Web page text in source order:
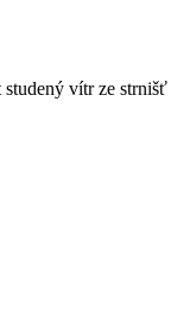
studený vítr ze strnišť